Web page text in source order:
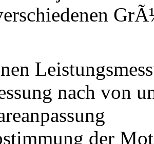
nach von
der